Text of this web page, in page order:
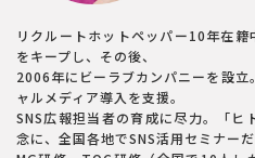
リクルートホットペッパー10年在
をキープし、その後、
2006年にビーラブカンパニーを設立
ャルメディア導入を支援。
SNS広報担当者の育成に尽力。「ヒ
念に、全国各地でSNS活用セミナー